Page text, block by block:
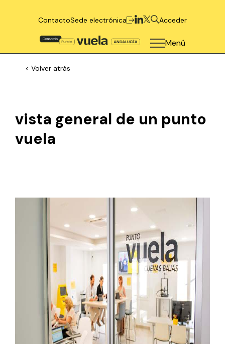
ContactoSede electrónica Acceder
Menú
< Volver atrás
vista general de un punto
vuela